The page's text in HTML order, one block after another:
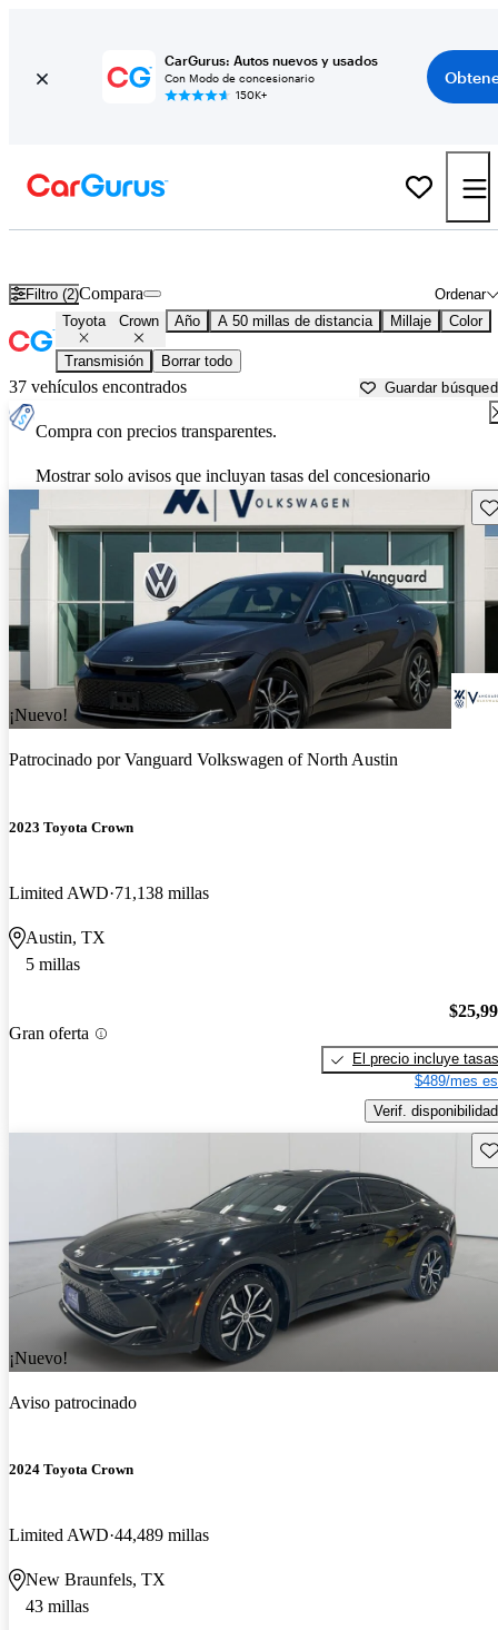
CarGurus: Autos nuevos y usados
Con Modo de concesionario
150K+
Filtro (2) Ordenar
Compara
Toyota Crown Año A 50 millas de distancia Millaje Color
Transmisión Borrar todo
37 vehículos encontrados Guardar
Compra con precios transparentes.
Mostrar solo avisos que incluyan tasas del concesionario
¡Nuevo!
Patrocinado porVanguard Volkswagen of North Austin
2023 Toyota Crown
Limited AWD 71,138 millas
Austin, TX
5 millas
Gran oferta
El precio incluye tasas
$489/mes
Verif. disponibilidad
¡Nuevo!
Aviso patrocinado
2024 Toyota Crown
Limited AWD 44,489 millas
New Braunfels, TX
43 millas